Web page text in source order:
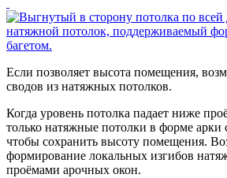
Если позволяет высота помещения,
сводов из натяжных потолков.
Когда уровень потолка падает ниже
только натяжные потолки в форме арки
чтобы сохранить высоту помещения.
формирование локальных изгибов
проёмами арочных окон.